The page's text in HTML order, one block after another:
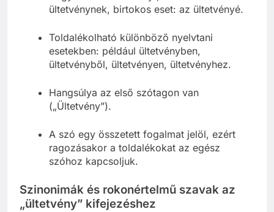
ültetvénynek, birtokos eset: az ültetvényé.
Toldalékolható különböző nyelvtani
esetekben: például ültetvényben,
ültetvényből, ültetvényen, ültetvényhez.
Hangsúlya az első szótagon van
(„Ültetvény”).
A szó egy összetett fogalmat jelöl, ezért
ragozásakor a toldalékokat az egész
szóhoz kapcsoljuk.
Szinonimák és rokonértelmű szavak az
„ültetvény” kifejezéshez